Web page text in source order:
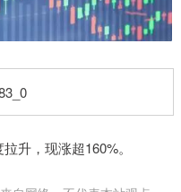
，现涨超160%。